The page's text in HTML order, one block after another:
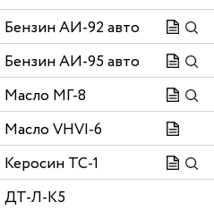
Бензин АИ-92 авто
Бензин АИ-95 авто
Масло МГ-8
Масло VHVI-6
Керосин ТС-1
ДТ-Л-К5